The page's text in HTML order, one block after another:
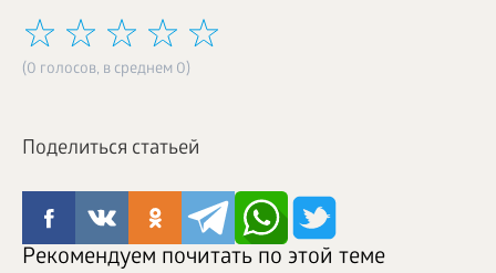
(0 голосов, в среднем 0)
Поделиться статьей
Рекомендуем почитать по этой теме